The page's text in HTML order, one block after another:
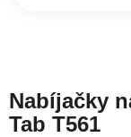
Nabíjačky
Tab T561